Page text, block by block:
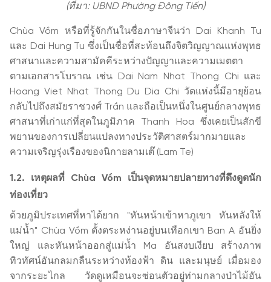
(ที่มา: UBND Phường Đông Tiến)
Chùa Vồm หรือที่รู้จักกันในชื่อภาษาจีนว่า Dai Khanh Tu
และ Dai Hung Tu ซึ่งเป็นชื่อที่สะท้อนถึงจิตวิญญาณแห่งพุทธ
ศาสนาและความสามัคคีระหว่างปัญญาและความเมตตา
ตามเอกสารโบราณ เช่น Dai Nam Nhat Thong Chi และ
Hoang Viet Nhat Thong Du Dia Chi วัดแห่งนี้มีอายุย้อน
กลับไปถึงสมัยราชวงศ์ Trần และถือเป็นหนึ่งในศูนย์กลางพุทธ
ศาสนาที่เก่าแก่ที่สุดในภูมิภาค Thanh Hoa ซึ่งเคยเป็นสักขี
พยานของการเปลี่ยนแปลงทางประวัติศาสตร์มากมายและ
ความเจริญรุ่งเรืองของนิกายลามเต๊ (Lam Te)
1.2. เหตุผลที่ Chùa Vồm เป็นจุดหมายปลายทางที่ดึงดูดนัก
ท่องเที่ยว
ด้วยภูมิประเทศที่หาได้ยาก "หันหน้าเข้าหาภูเขา หันหลังให้
แม่น้ำ" Chùa Vồm ตั้งตระหง่านอยู่บนเทือกเขา Ban A อันยิ่ง
ใหญ่ และหันหน้าออกสู่แม่น้ำ Ma อันสงบเงียบ สร้างภาพ
ทิวทัศน์อันกลมกลืนระหว่างท้องฟ้า ดิน และมนุษย์ เมื่อมอง
จากระยะไกล วัดดูเหมือนจะซ่อนตัวอยู่ท่ามกลางป่าไม้อัน